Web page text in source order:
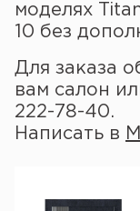
моделях
10 без
Для заказа
вам салон
222-78-40.
Написать в